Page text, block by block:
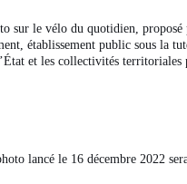
sur le vélo du quotidien,
établissement public sous la
et les collectivités
lancé le 16 décembre 2022